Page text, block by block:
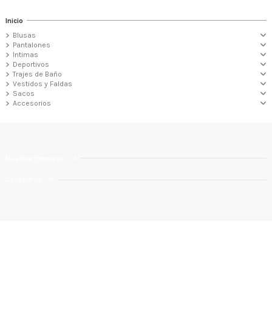
Inicio
Blusas
Pantalones
Intimas
Deportivos
Trajes de Baño
Vestidos y Faldas
Sacos
Accesorios